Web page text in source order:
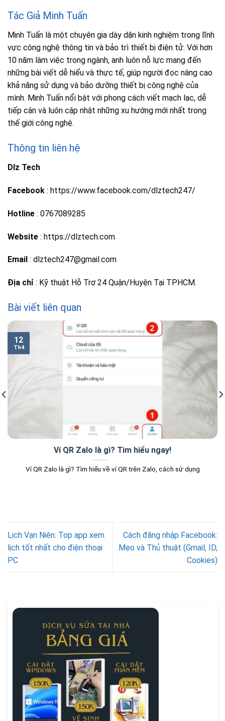
Tác Giả Minh Tuấn
Minh Tuấn là một chuyên gia dày dặn kinh nghiệm trong lĩnh
vực công nghệ thông tin và bảo trì thiết bị điện tử. Với hơn
10 năm làm việc trong ngành, anh luôn nỗ lực mang đến
những bài viết dễ hiểu và thực tế, giúp người đọc nâng cao
khả năng sử dụng và bảo dưỡng thiết bị công nghệ của
mình. Minh Tuấn nổi bật với phong cách viết mạch lạc, dễ
tiếp cận và luôn cập nhật những xu hướng mới nhất trong
thế giới công nghệ.
Thông tin liên hệ
Dlz Tech
Facebook : https://www.facebook.com/dlztech247/
Hotline : 0767089285
Website : https://dlztech.com
Email : dlztech247@gmail.com
Địa chỉ : Kỹ thuật Hỗ Trợ 24 Quận/Huyện Tại TPHCM.
Bài viết liên quan
Ví QR Zalo là gì? Tìm hiểu ngay!
Ví QR Zalo là gì? Tìm hiểu về ví QR trên Zalo, cách sử dụng
12
Th4
Lịch Vạn Niên: Top app xem
lịch tốt nhất cho điện thoại
PC
Cách đăng nhập Facebook:
Mẹo và Thủ thuật (Gmail, ID,
Cookies)